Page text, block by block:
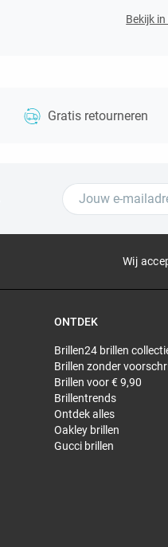
Bekijk
Gratis retourneren
Wij
ONTDEK
Brillen24 brillen
Brillen zonder
Brillen voor € 9,90
Brillentrends
Ontdek alles
Oakley brillen
Gucci brillen